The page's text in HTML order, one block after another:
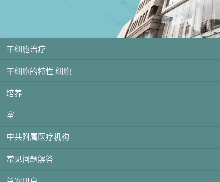
干细胞治疗
干细胞的特性 细胞
培养
室
中共附属医疗机构
常见问题解答